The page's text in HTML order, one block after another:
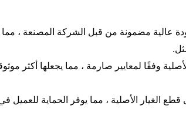
عالية مضمونة من قبل الشركة المصنعة ،
وفقًا لمعايير صارمة ، مما يجعلها أكثر
الغيار الأصلية ، مما يوفر الحماية للعميل